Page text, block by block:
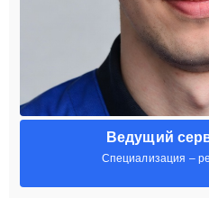
Ведущий
Специализация –